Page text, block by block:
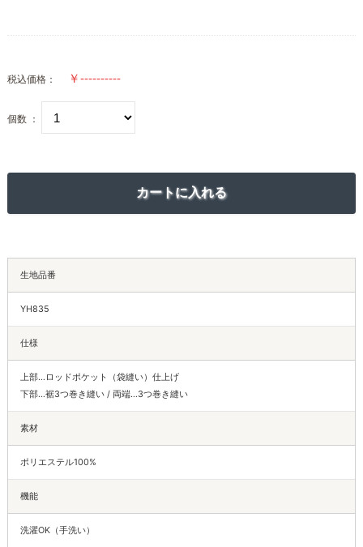
税込価格：
個数 ：
生地品番
YH835
仕様
上部…ロッドポケット（袋縫い）仕上げ
下部…裾3つ巻き縫い / 両端…3つ巻き縫い
素材
ポリエステル100%
機能
洗濯OK（手洗い）